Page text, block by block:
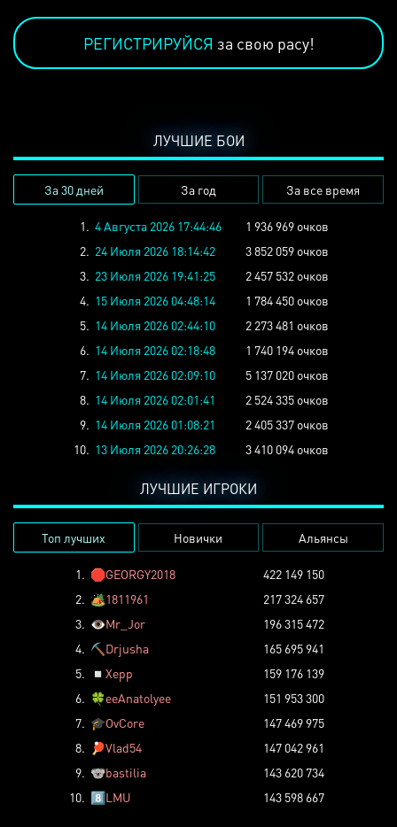
РЕГИСТРИРУЙСЯ за свою расу!
ЛУЧШИЕ БОИ
За 30 дней За год За все время
1. 4 Августа 2026 17:44:46
1 936 969 очков
2. 24 Июля 2026 18:14:42
3 852 059 очков
3. 23 Июля 2026 19:41:25
2 457 532 очков
4. 15 Июля 2026 04:48:14
1 784 450 очков
5. 14 Июля 2026 02:44:10
2 273 481 очков
6. 14 Июля 2026 02:18:48
1 740 194 очков
7. 14 Июля 2026 02:09:10
5 137 020 очков
8. 14 Июля 2026 02:01:41
2 524 335 очков
9. 14 Июля 2026 01:08:21
2 405 337 очков
10. 13 Июля 2026 20:26:28 3 410 094 очков
ЛУЧШИЕ ИГРОКИ
Топ лучших Новички Альянсы
1. 🛑GEORGY2018
422 149 150
2. 🏕️1811961
217 324 657
3. 👁️Mr_Jor
196 315 472
4. ⛏️ Drjusha
165 695 941
5.
◽ Xepp
159 176 139
6. 🍀eeAnatolyee
151 953 300
7. 🎓OvCore
147 469 975
8.
🏓Vlad54
147 042 961
9. 🐨bastilia
143 620 734
10. 8️⃣LMU 143 598 667